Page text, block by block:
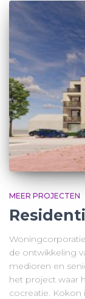
MEER PROJECTEN
de ontwikkeling
medioren en
het project waar
cocreatie. Kokon